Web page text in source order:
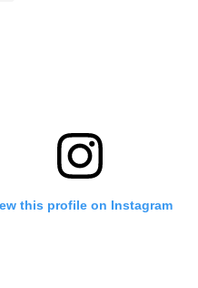
this profile on Instagram